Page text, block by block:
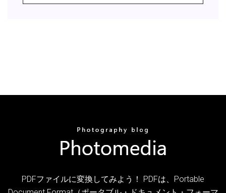
PDFファイルに変換してみよう！ PDFは、Portable